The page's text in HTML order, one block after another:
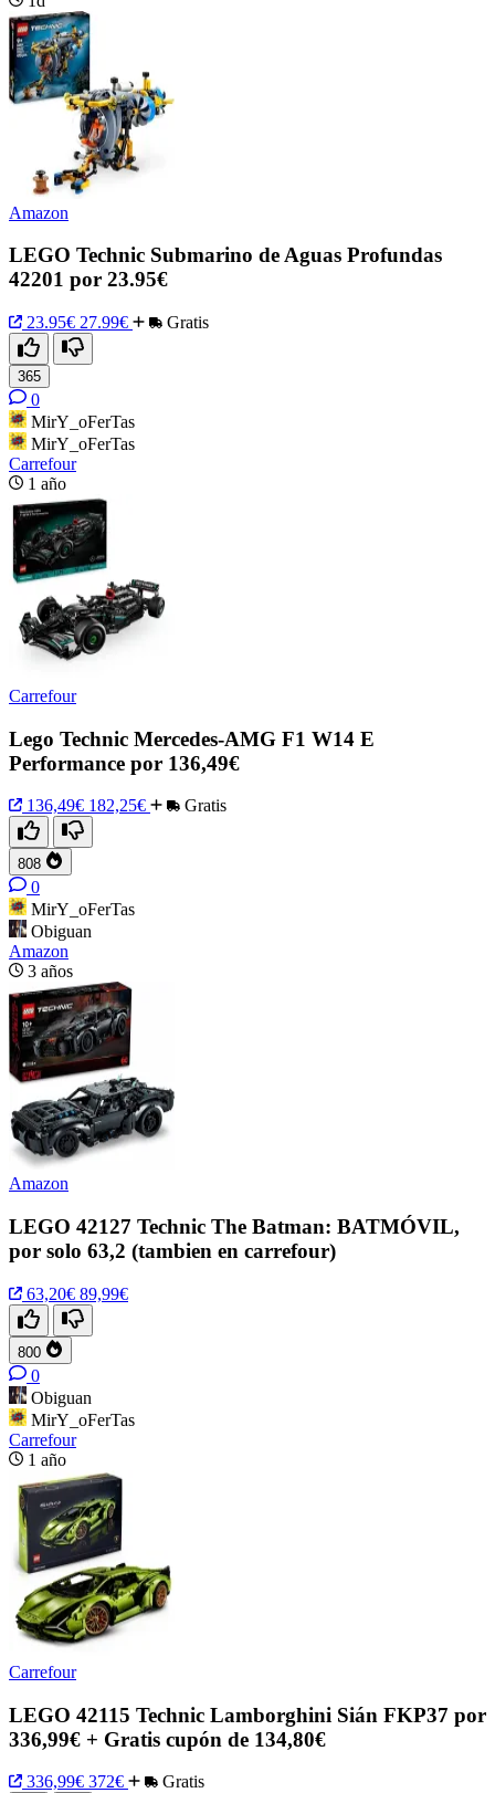
Amazon
LEGO Technic Submarino de Aguas Profundas
42201 por 23.95€
23.95€ 27.99€ Gratis
365
0
MirY_oFerTas
MirY_oFerTas
Carrefour
1 año
Carrefour
Lego Technic Mercedes-AMG F1 W14 E
Performance por 136,49€
136,49€ 182,25€ Gratis
808
0
MirY_oFerTas
Obiguan
Amazon
3 años
Amazon
LEGO 42127 Technic The Batman: BATMÓVIL,
por solo 63,2 (tambien en carrefour)
63,20€ 89,99€
800
0
Obiguan
MirY_oFerTas
Carrefour
1 año
Carrefour
LEGO 42115 Technic Lamborghini Sián FKP37 por
336,99€ + Gratis cupón de 134,80€
336,99€ 372€ Gratis